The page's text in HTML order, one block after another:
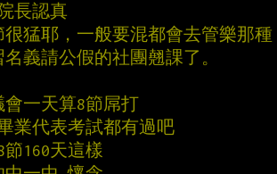
長認真
猛耶，一般要混都會去管樂那種
義請公假的社團翹課了。
一天算8節屌打
業代表考試都有過吧
160天這樣